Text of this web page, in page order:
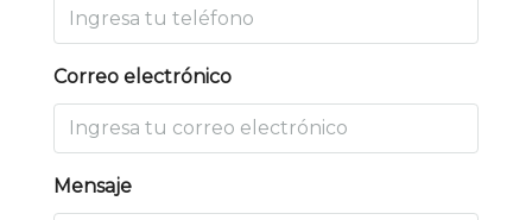
Correo electrónico
Mensaje